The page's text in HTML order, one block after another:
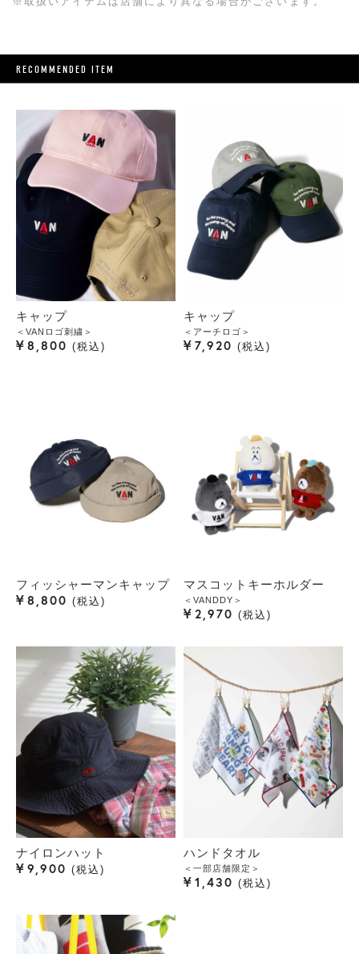
RECOMMENDED ITEM
キャップ
＜VANロゴ刺繍＞
¥ 8,800 税込
キャップ
＜アーチロゴ＞
¥ 7,920 税込
フィッシャーマンキャップ
¥ 8,800 税込
マスコットキーホルダー
＜VANDDY＞
¥ 2,970 税込
ナイロンハット
¥ 9,900 税込
ハンドタオル
＜一部店舗限定＞
¥ 1,430 税込